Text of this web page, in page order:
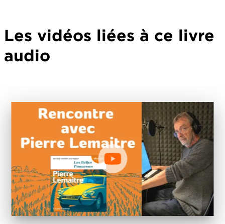
Les vidéos liées à ce livre
audio